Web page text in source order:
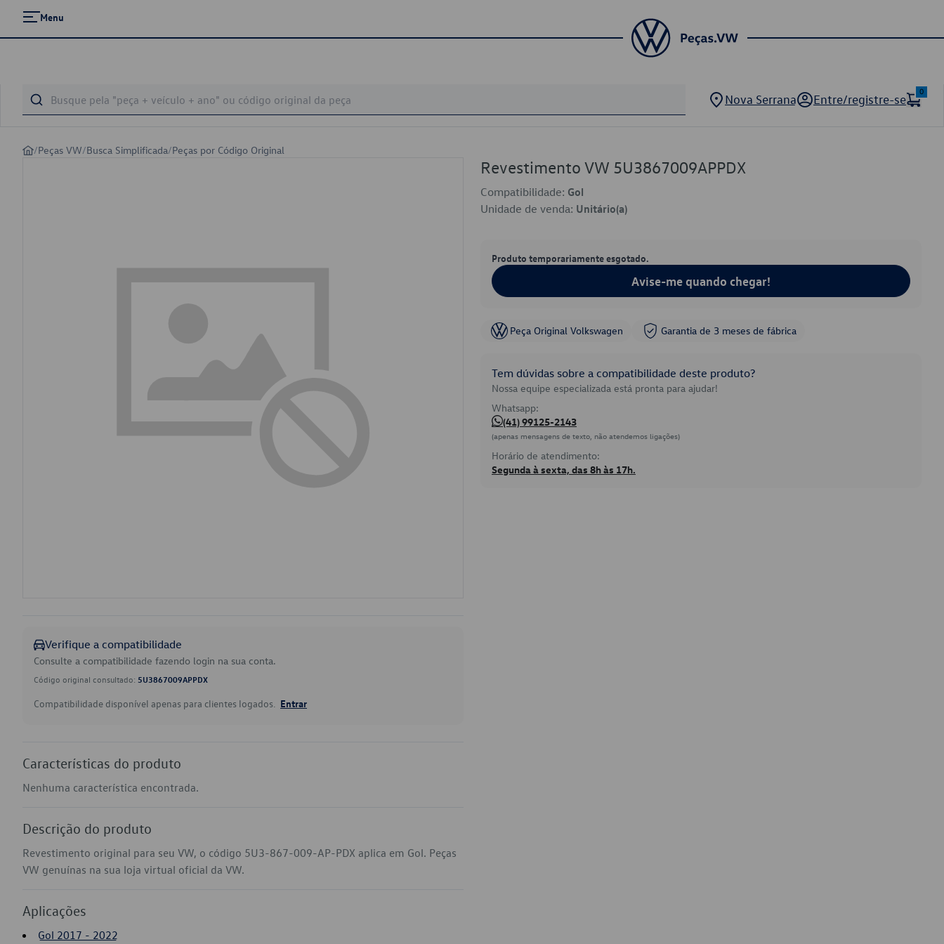
Menu
Nova Serrana Entre/registre-se
0
/Peças VW/Busca Simplificada/Peças por Código Original
Verifique a compatibilidade
Consulte a compatibilidade fazendo login na sua conta.
Código original consultado: 5U3867009APPDX
Compatibilidade disponível apenas para clientes logados. Entrar
Características do produto
Nenhuma característica encontrada.
Descrição do produto
Revestimento original para seu VW, o código 5U3-867-009-AP-PDX aplica em Gol. Peças
VW genuínas na sua loja virtual oficial da VW.
Aplicações
Gol 2017 - 2022
Revestimento VW 5U3867009APPDX
Compatibilidade: Gol
Unidade de venda: Unitário(a)
Produto temporariamente esgotado.
Avise-me quando chegar!
Peça Original Volkswagen Garantia de 3 meses de fábrica
Tem dúvidas sobre a compatibilidade deste produto?
Nossa equipe especializada está pronta para ajudar!
Whatsapp:
(41) 99125-2143
(apenas mensagens de texto, não atendemos ligações)
Horário de atendimento:
Segunda à sexta, das 8h às 17h.